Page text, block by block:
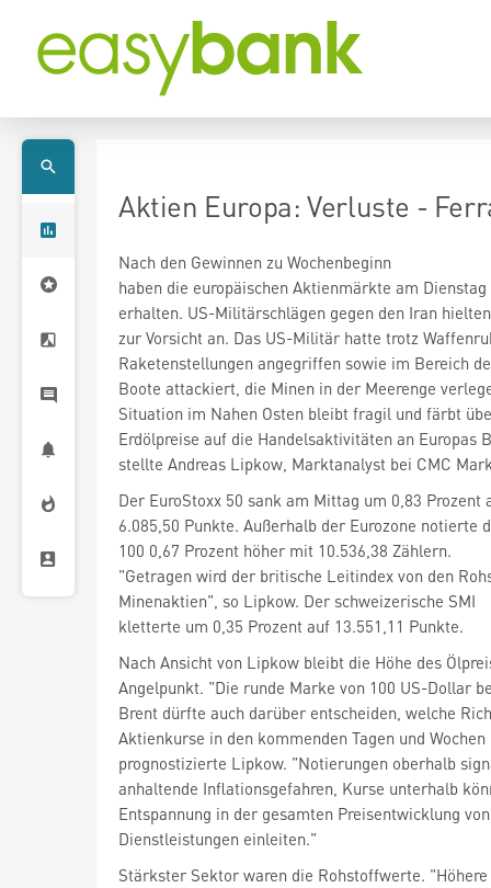
Aktien Europa: Verluste -
Nach den Gewinnen zu Wochenbeginn
haben die europäischen Aktienmärkte am
erhalten. US-Militärschlägen gegen den Iran
zur Vorsicht an. Das US-Militär hatte trotz
Raketenstellungen angegriffen sowie im Bereich
Boote attackiert, die Minen in der Meerenge
Situation im Nahen Osten bleibt fragil und färbt
Erdölpreise auf die Handelsaktivitäten an Europas
stellte Andreas Lipkow, Marktanalyst bei CMC
Der EuroStoxx 50 sank am Mittag um 0,83 Prozent
6.085,50 Punkte. Außerhalb der Eurozone notierte
100 0,67 Prozent höher mit 10.536,38 Zählern.
"Getragen wird der britische Leitindex von den
Minenaktien", so Lipkow. Der schweizerische SMI
kletterte um 0,35 Prozent auf 13.551,11 Punkte.
Nach Ansicht von Lipkow bleibt die Höhe des
Angelpunkt. "Die runde Marke von 100 US-Dollar
Brent dürfte auch darüber entscheiden, welche
Aktienkurse in den kommenden Tagen und
prognostizierte Lipkow. "Notierungen oberhalb
anhaltende Inflationsgefahren, Kurse unterhalb
Entspannung in der gesamten Preisentwicklung
Dienstleistungen einleiten."
Stärkster Sektor waren die Rohstoffwerte.